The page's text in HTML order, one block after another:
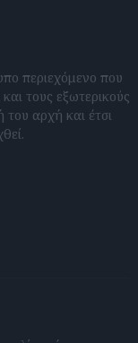
περιεχόμενο που
τους εξωτερικούς
του αρχή και έτσι